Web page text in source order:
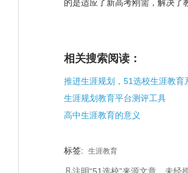
的是适应了新高考刚需，解决了
相关搜索阅读：
生涯规划教育平台测评工具
高中生涯教育的意义
标签: 生涯教育